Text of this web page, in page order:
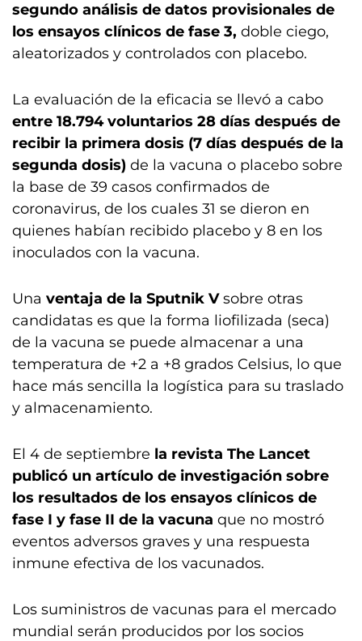
segundo análisis de datos provisionales de
los ensayos clínicos de fase 3, doble ciego,
aleatorizados y controlados con placebo.
La evaluación de la eficacia se llevó a cabo
entre 18.794 voluntarios 28 días después de
recibir la primera dosis (7 días después de la
segunda dosis) de la vacuna o placebo sobre
la base de 39 casos confirmados de
coronavirus, de los cuales 31 se dieron en
quienes habían recibido placebo y 8 en los
inoculados con la vacuna.
Una ventaja de la Sputnik Vsobre otras
candidatas es que la forma liofilizada (seca)
de la vacuna se puede almacenar a una
temperatura de +2 a +8 grados Celsius, lo que
hace más sencilla la logística para su traslado
y almacenamiento.
El 4 de septiembre la revista The Lancet
publicó un artículo de investigación sobre
los resultados de los ensayos clínicos de
fase I y fase II de la vacuna que no mostró
eventos adversos graves y una respuesta
inmune efectiva de los vacunados.
Los suministros de vacunas para el mercado
mundial serán producidos por los socios